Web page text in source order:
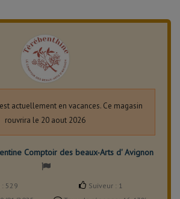
actuellement en vacances. Ce magasin
rouvrira le 20 aout 2026
Comptoir des beaux-Arts d' Avignon
529 Suiveur : 1